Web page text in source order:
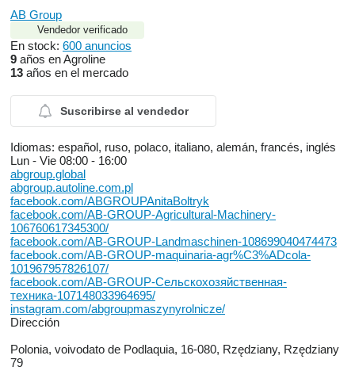
AB Group
Vendedor verificado
En stock: 600 anuncios
9 años en Agroline
13 años en el mercado
Suscribirse al vendedor
Idiomas: español, ruso, polaco, italiano, alemán, francés, inglés
Lun - Vie 08:00 - 16:00
abgroup.global
abgroup.autoline.com.pl
facebook.com/ABGROUPAnitaBoltryk
facebook.com/AB-GROUP-Agricultural-Machinery-
106760617345300/
facebook.com/AB-GROUP-Landmaschinen-108699040474473
facebook.com/AB-GROUP-maquinaria-agr%C3%ADcola-
101967957826107/
facebook.com/AB-GROUP-Сельскохозяйственная-
техника-107148033964695/
instagram.com/abgroupmaszynyrolnicze/
Dirección
Polonia, voivodato de Podlaquia, 16-080, Rzędziany, Rzędziany
79